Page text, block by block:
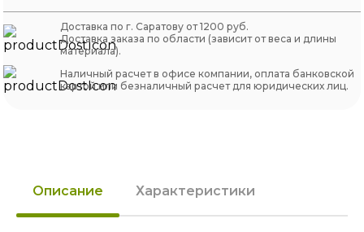
Доставка по г. Саратову от 1200 руб.
Доставка заказа по области (зависит от веса и длины
материала).
Наличный расчет в офисе компании, оплата банковской
картой или безналичный расчет для юридических лиц.
Описание Характеристики